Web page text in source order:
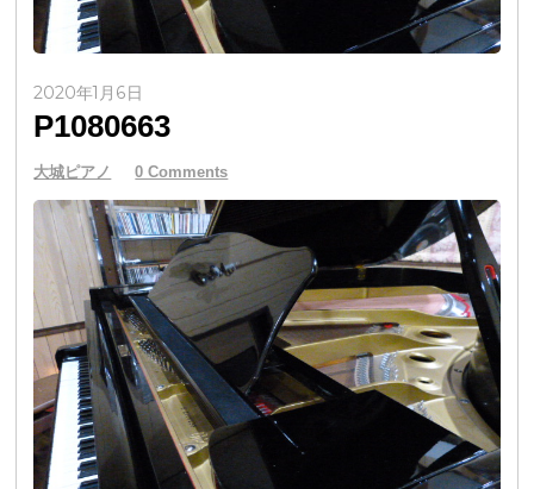
2020年1月6日
P1080663
大城ピアノ 0 Comments